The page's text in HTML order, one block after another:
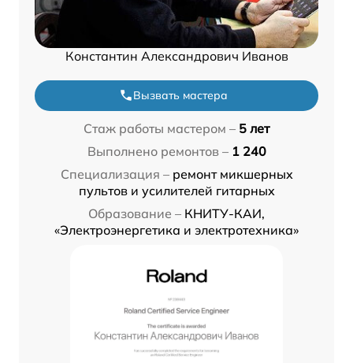
Константин Александрович Иванов
Вызвать мастера
Стаж работы мастером – 5 лет
Выполнено ремонтов – 1 240
Специализация – ремонт микшерных
пультов и усилителей гитарных
Образование – КНИТУ-КАИ,
«Электроэнергетика и электротехника»